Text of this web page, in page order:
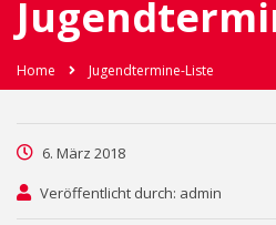
Home Jugendtermine-Liste
6. März 2018
Veröffentlicht durch: admin